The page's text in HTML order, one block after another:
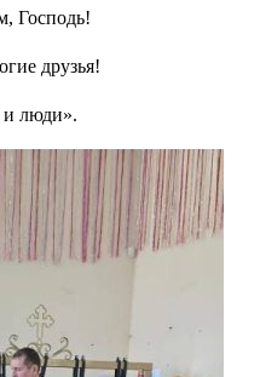
Господь!
друзья!
люди».